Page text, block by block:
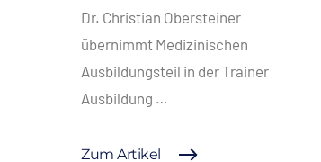
Dr. Christian Obersteiner
übernimmt Medizinischen
Ausbildungsteil in der Trainer
Ausbildung …
Zum Artikel